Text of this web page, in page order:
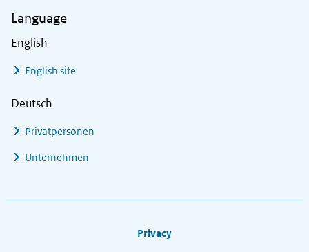
Language
English
English site
Deutsch
Privatpersonen
Unternehmen
Privacy